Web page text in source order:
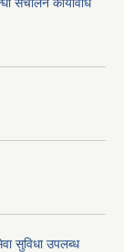
सुविधा उपलब्ध